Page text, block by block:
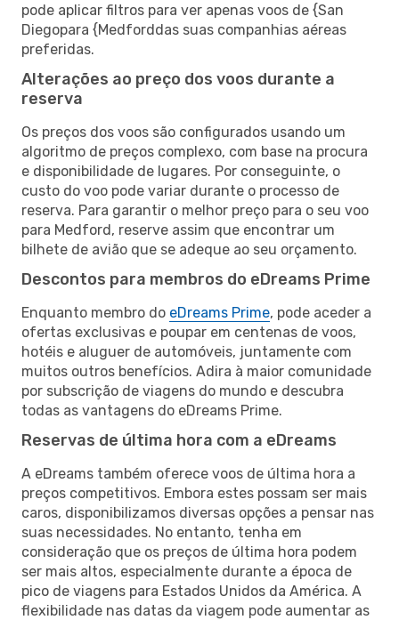
pode aplicar filtros para ver apenas voos de {San
Diegopara {Medforddas suas companhias aéreas
preferidas.
Alterações ao preço dos voos durante a
reserva
Os preços dos voos são configurados usando um
algoritmo de preços complexo, com base na procura
e disponibilidade de lugares. Por conseguinte, o
custo do voo pode variar durante o processo de
reserva. Para garantir o melhor preço para o seu voo
para Medford, reserve assim que encontrar um
bilhete de avião que se adeque ao seu orçamento.
Descontos para membros do eDreams Prime
Enquanto membro do eDreams Prime, pode aceder a
ofertas exclusivas e poupar em centenas de voos,
hotéis e aluguer de automóveis, juntamente com
muitos outros benefícios. Adira à maior comunidade
por subscrição de viagens do mundo e descubra
todas as vantagens do eDreams Prime.
Reservas de última hora com a eDreams
A eDreams também oferece voos de última hora a
preços competitivos. Embora estes possam ser mais
caros, disponibilizamos diversas opções a pensar nas
suas necessidades. No entanto, tenha em
consideração que os preços de última hora podem
ser mais altos, especialmente durante a época de
pico de viagens para Estados Unidos da América. A
flexibilidade nas datas da viagem pode aumentar as